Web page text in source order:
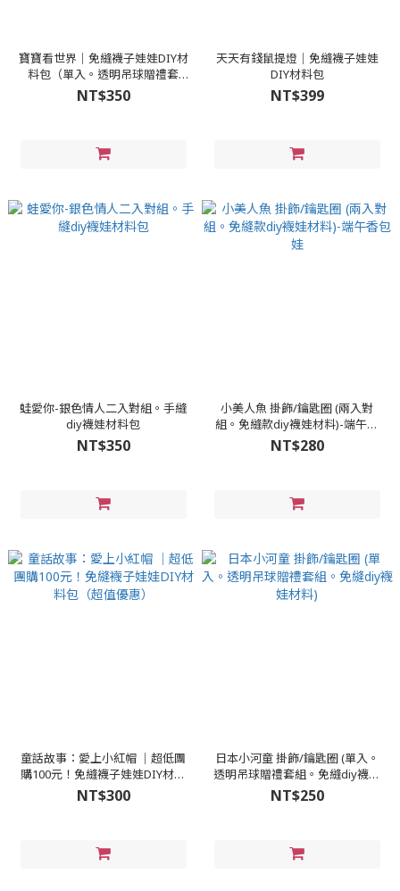
寶寶看世界│免縫襪子娃娃DIY材
料包（單入。透明吊球贈禮套
組）
NT$350
天天有錢鼠提燈│免縫襪子娃娃
DIY材料包
NT$399
蛙愛你-銀色情人二入對組。手縫
diy襪娃材料包
NT$350
小美人魚 掛飾/鑰匙圈 (兩入對
組。免縫款diy襪娃材料)-端午香
包娃
NT$280
童話故事：愛上小紅帽 │超低團
購100元！免縫襪子娃娃DIY材料
包（超值優惠）
NT$300
日本小河童 掛飾/鑰匙圈 (單入。
透明吊球贈禮套組。免縫diy襪娃
材料)
NT$250